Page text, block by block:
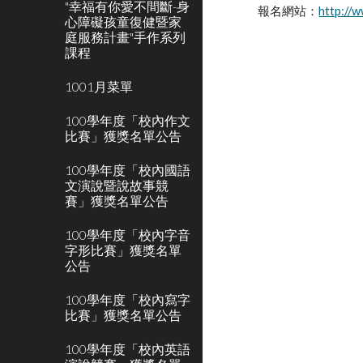
"幸福有你愛不間斷-身
心障礙孩童復健暨家
庭服務計畫"手作系列
課程
1001月菜單
100學年度「校內作文
比賽」獲獎名單公告
100學年度「校內國語
文演說暨說故事競
賽」獲獎名單公告
100學年度「校內字音
字形比賽」獲獎名單
公告
100學年度「校內寫字
比賽」獲獎名單公告
100學年度「校內英語
報名網站：http://